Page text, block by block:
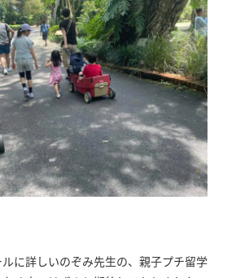
に詳しいのぞみ先生の、親子プチ留学